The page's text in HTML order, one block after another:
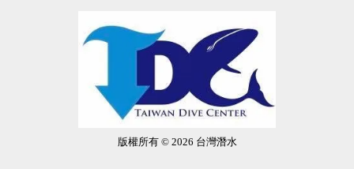
版權所有 © 2026 台灣潛水